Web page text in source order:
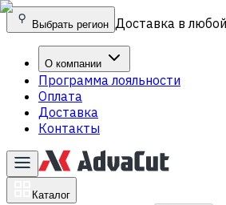
Выбрать регион Доставка в
О компании
Программа лояльности
Оплата
Доставка
Контакты
Каталог